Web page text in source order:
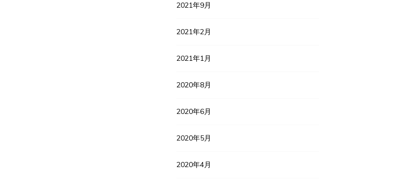
2021年9月
2021年2月
2021年1月
2020年8月
2020年6月
2020年5月
2020年4月